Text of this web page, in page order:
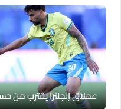
عملاق إنجلترا يقترب من